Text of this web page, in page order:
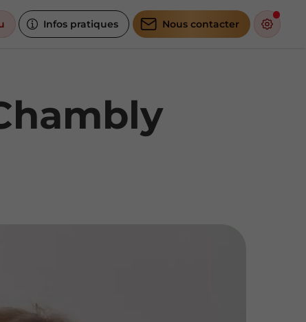
Infos pratiques Nous contacter